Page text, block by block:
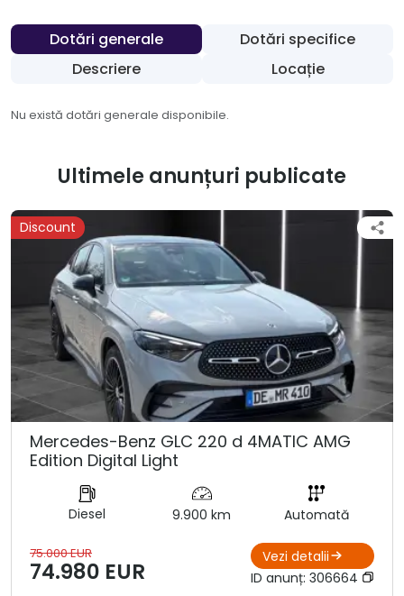
Dotări generale
Dotări specifice
Descriere
Locație
Nu există dotări generale disponibile.
Ultimele anunțuri publicate
Discount
Mercedes-Benz GLC 220 d 4MATIC AMG
Edition Digital Light
Diesel 9.900 km Automată
75.000 EUR
74.980 EUR
Vezi detalii
ID anunț: 306664